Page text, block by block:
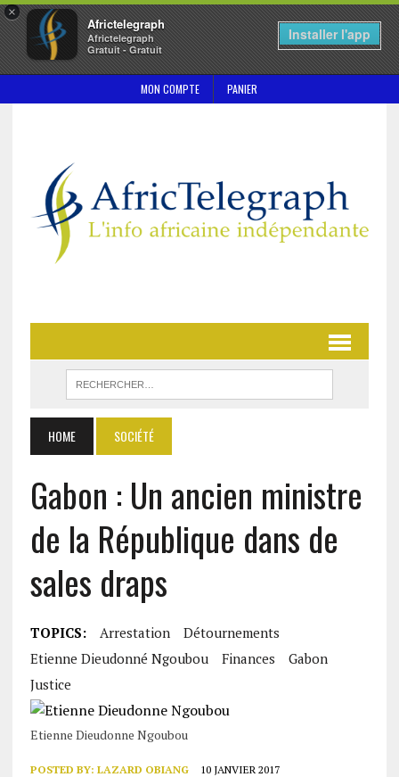
×
Africtelegraph
Africtelegraph
Gratuit - Gratuit
Installer l'app
MON COMPTE PANIER
HOME SOCIÉTÉ
Gabon : Un ancien ministre
de la République dans de
sales draps
TOPICS: Arrestation
Détournements
Etienne Dieudonné Ngoubou
Finances
Gabon
Justice
Etienne Dieudonne Ngoubou
POSTED BY: LAZARD OBIANG 10 JANVIER 2017